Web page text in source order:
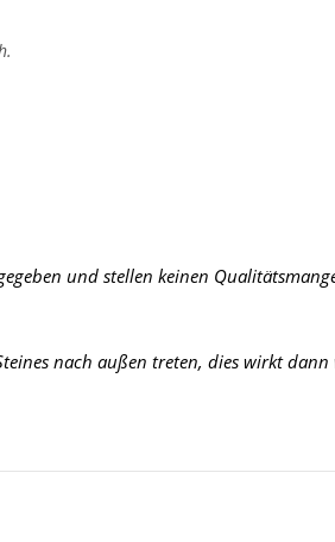
und stellen keinen
nach außen treten, dies wirkt dann